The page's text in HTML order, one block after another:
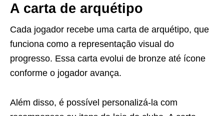
A carta de arquétipo
Cada jogador recebe uma carta de arquétipo, que
funciona como a representação visual do
progresso. Essa carta evolui de bronze até ícone
conforme o jogador avança.
Além disso, é possível personalizá-la com